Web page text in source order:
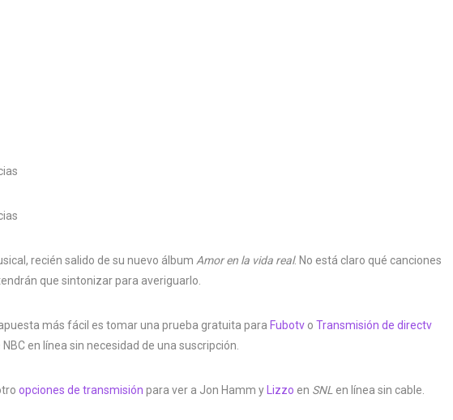
recién salido de su nuevo álbum Amor en la vida real. No está claro qué canciones
que sintonizar para averiguarlo.
más fácil es tomar una prueba gratuita para Fubotv o Transmisión de directv
en línea sin necesidad de una suscripción.
opciones de transmisión para ver a Jon Hamm y Lizzo en SNL en línea sin cable.